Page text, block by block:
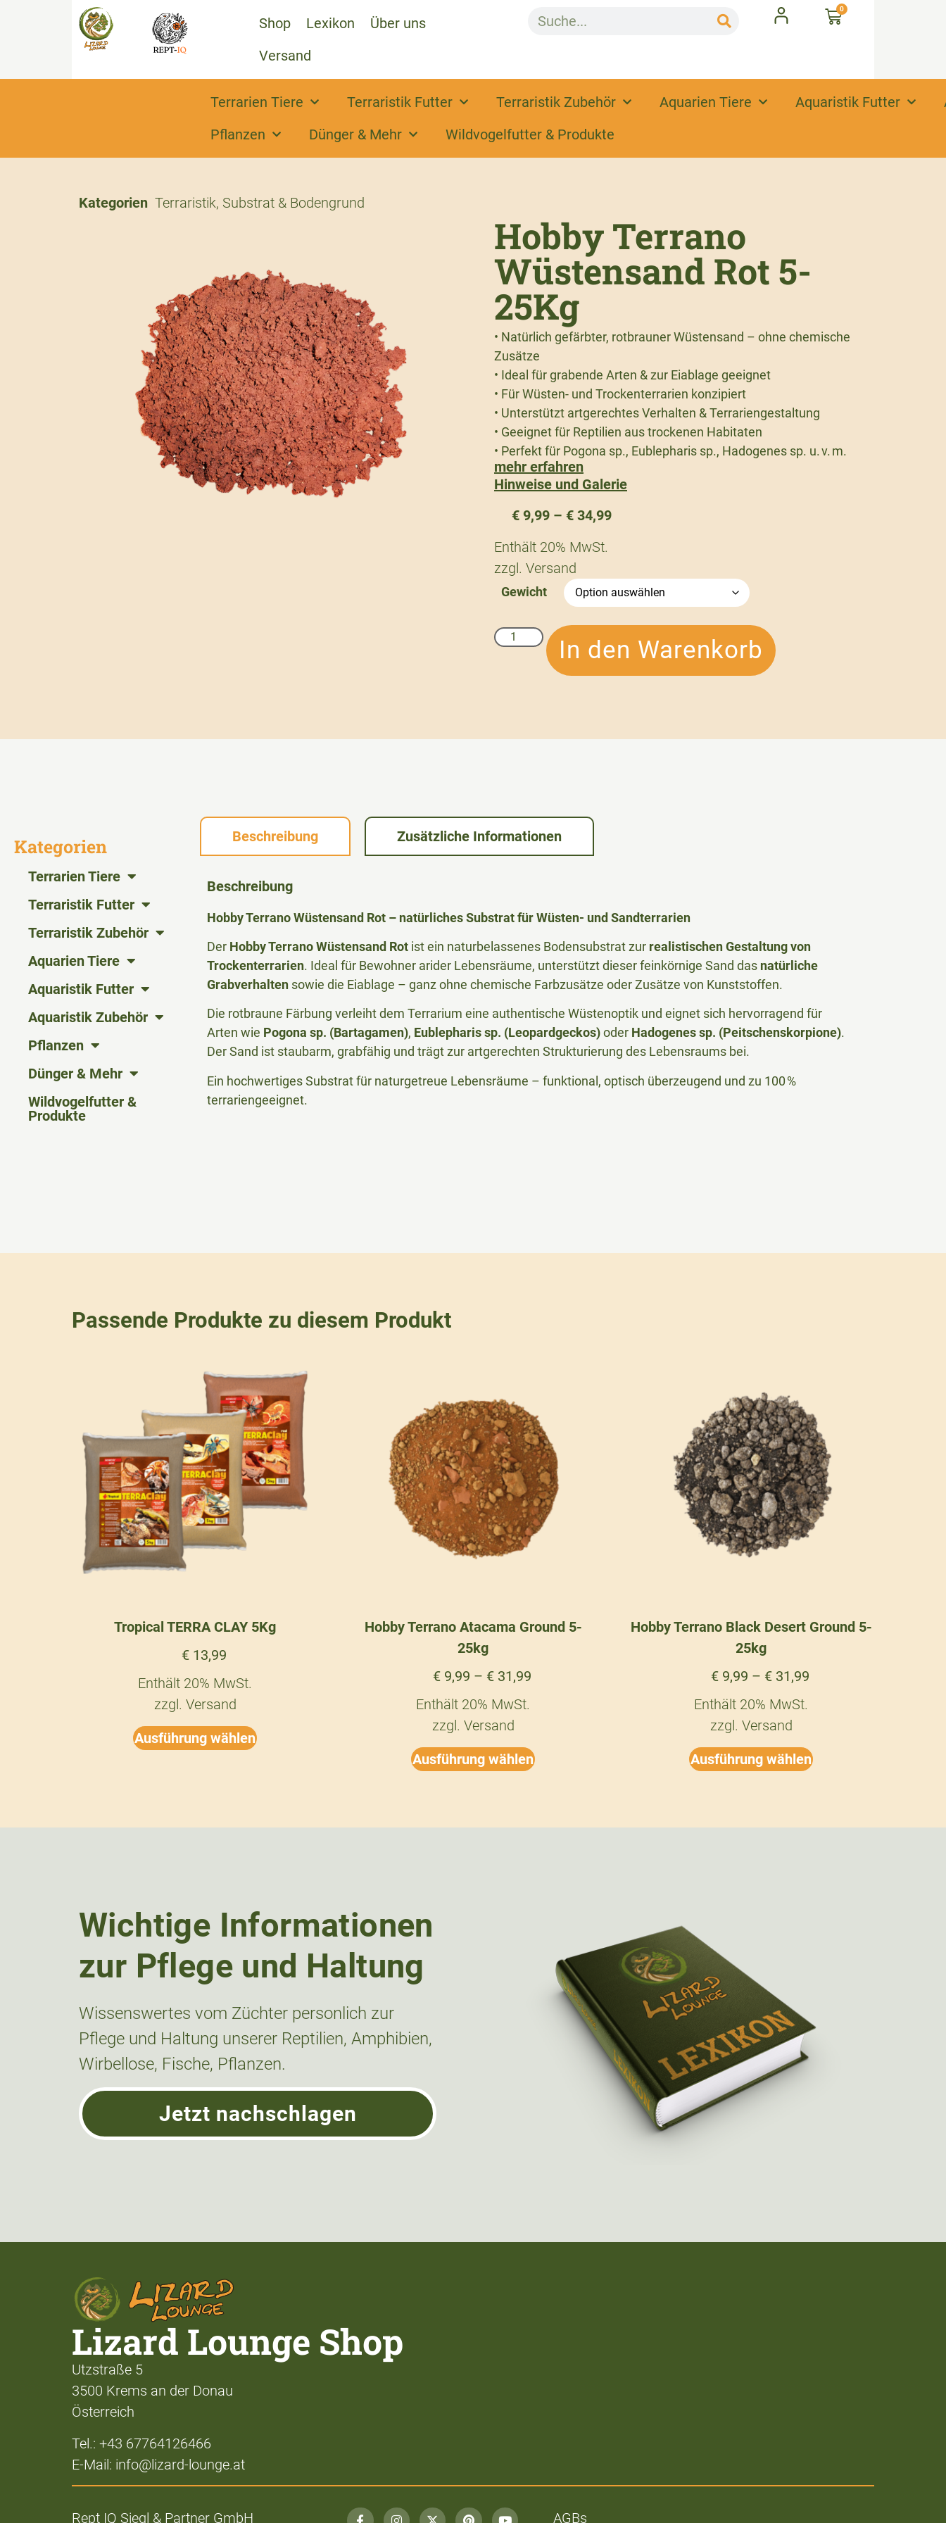
Shop Lexikon
Über uns
Versand
0
Terrarien Tiere Terraristik Futter Terraristik Zubehör Aquarien Tiere Aquaristik Futter
Pflanzen
Dünger & Mehr Wildvogelfutter & Produkte
Kategorien Terraristik, Substrat & Bodengrund
Hobby Terrano
Wüstensand Rot 5-
25Kg
• Natürlich gefärbter, rotbrauner Wüstensand – ohne chemische
Zusätze
• Ideal für grabende Arten & zur Eiablage geeignet
• Für Wüsten- und Trockenterrarien konzipiert
• Unterstützt artgerechtes Verhalten & Terrariengestaltung
• Geeignet für Reptilien aus trockenen Habitaten
• Perfekt für Pogona sp., Eublepharis sp., Hadogenes sp. u. v. m.
mehr erfahren
Hinweise und Galerie
€ 9,99 – € 34,99
Enthält 20% MwSt.
zzgl. Versand
Gewicht
In den Warenkorb
Kategorien
Terrarien Tiere
Terraristik Futter
Terraristik Zubehör
Aquarien Tiere
Aquaristik Futter
Aquaristik Zubehör
Pflanzen
Dünger & Mehr
Wildvogelfutter &
Produkte
Beschreibung Zusätzliche Informationen
Beschreibung
Hobby Terrano Wüstensand Rot – natürliches Substrat für Wüsten- und Sandterrarien
Der Hobby Terrano Wüstensand Rotist ein naturbelassenes Bodensubstrat zur realistischen Gestaltung von
Trockenterrarien. Ideal für Bewohner arider Lebensräume, unterstützt dieser feinkörnige Sand das natürliche
Grabverhaltensowie die Eiablage – ganz ohne chemische Farbzusätze oder Zusätze von Kunststoffen.
Die rotbraune Färbung verleiht dem Terrarium eine authentische Wüstenoptik und eignet sich hervorragend für
Arten wie Pogona sp. (Bartagamen), Eublepharis sp. (Leopardgeckos)oder Hadogenes sp. (Peitschenskorpione).
Der Sand ist staubarm, grabfähig und trägt zur artgerechten Strukturierung des Lebensraums bei.
Ein hochwertiges Substrat für naturgetreue Lebensräume – funktional, optisch überzeugend und zu 100 %
terrariengeeignet.
Passende Produkte zu diesem Produkt
Tropical TERRA CLAY 5Kg
€13,99
Enthält 20% MwSt.
zzgl. Versand
Ausführung wählen
Hobby Terrano Atacama Ground 5-
25kg
€9,99 – €31,99
Enthält 20% MwSt.
zzgl. Versand
Ausführung wählen
Hobby Terrano Black Desert Ground 5-
25kg
€9,99 – €31,99
Enthält 20% MwSt.
zzgl. Versand
Ausführung wählen
Wichtige Informationen
zur Pflege und Haltung
Wissenswertes vom Züchter personlich zur
Pflege und Haltung unserer Reptilien, Amphibien,
Wirbellose, Fische, Pflanzen.
Jetzt nachschlagen
Lizard Lounge Shop
Utzstraße 5
3500 Krems an der Donau
Österreich
Tel.: +43 67764126466
E-Mail: info@lizard-lounge.at
Rept IQ Siegl & Partner GmbH AGBs